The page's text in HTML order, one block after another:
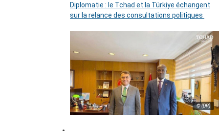
Diplomatie : le Tchad et la Türkiye échangent
sur la relance des consultations politiques
© (DR)